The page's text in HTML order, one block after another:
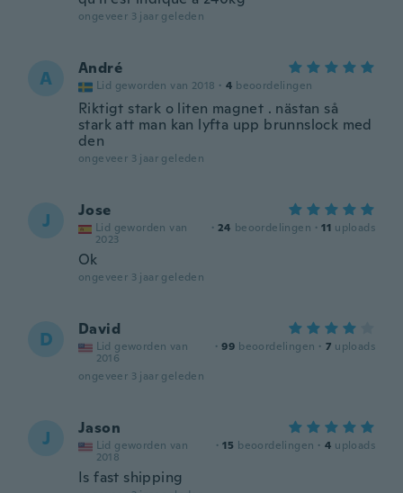
ongeveer 3 jaar geleden
A André
Lid geworden van 2018 · 4 beoordelingen
Riktigt stark o liten magnet . nästan så
stark att man kan lyfta upp brunnslock med
den
ongeveer 3 jaar geleden
J Jose
Lid geworden van
2023
· 24 beoordelingen · 11 uploads
Ok
ongeveer 3 jaar geleden
D David
Lid geworden van
2016
· 99 beoordelingen · 7 uploads
ongeveer 3 jaar geleden
J Jason
Lid geworden van
2018
· 15 beoordelingen · 4 uploads
Is fast shipping